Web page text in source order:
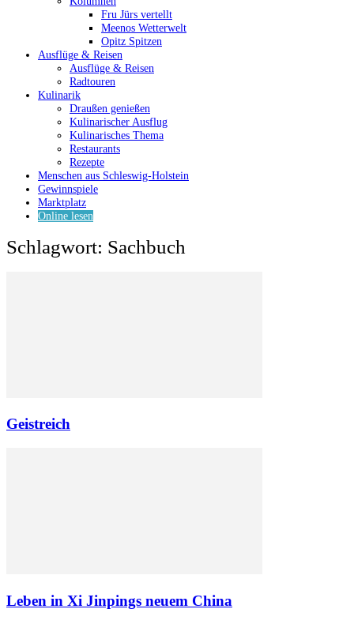
Fru Jürs vertellt
Meenos Wetterwelt
Opitz Spitzen
Ausflüge & Reisen
Ausflüge & Reisen
Radtouren
Kulinarik
Draußen genießen
Kulinarischer Ausflug
Kulinarisches Thema
Restaurants
Rezepte
Menschen aus Schleswig-Holstein
Gewinnspiele
Marktplatz
Online lesen
Schlagwort: Sachbuch
Geistreich
Leben in Xi Jinpings neuem China